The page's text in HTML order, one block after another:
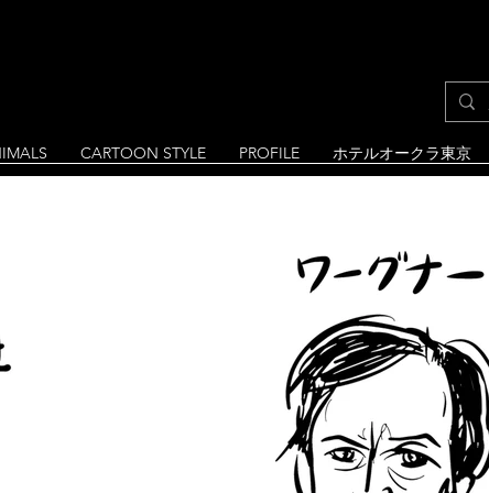
CARTOON STYLE PROFILE ホテルオークラ東京